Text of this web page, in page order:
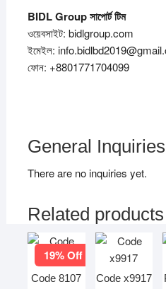
BIDL Groupসাপোর্টটিম
ওয়েবসাইট: bidlgroup.com
ইমেইল:
ফোন: +8801771704099
General Inquiries
There are no inquiries yet.
Related products
19% Off
Code 8107 Code x9917